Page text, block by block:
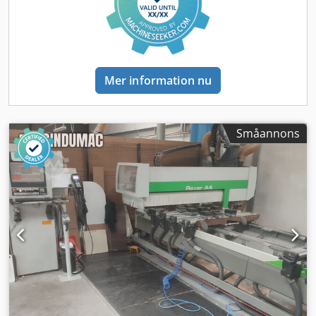
Automatisk positionering av 8 panelstöd och glidbaser (EPS
X-Y) Bandtransportör för borttransport av spån och avkap
Pneumatiskt låssystem uppdelat i 2 arbetsområden i X-led
8 st. bakre referensstopp med ett slaglängd på 115 mm 8
st. stopp med ett slaglängd på 140 mm, placerade på 1175
mm (L = 1280 – 1525 – 1800 mm) 4 st. sidostopp med ett
slaglängd på 140 mm (2 vänster + 2 höger), inklusive det
ett slaglängd på 140 mm (2 vänster + 2 höger), inkl. det
pneumatiska systemet. Sensor för att detektera sänkta
stopp Pneumatiskt system för att lyfta stångstöd med
dubbelt pneumatiskt slaglängd 6 st. lyftbara stångstöd
med dubbelt pneumatiskt slaglängd (H = 74 mm),
uniclamps Vakuumsystem för en 250 m³/h-pump 1 st. 250
m³/h roterande vakuumpump för standardvakuumsystem
Dodpfszqdmaex Agpjck Konfiguration C3-A1 Styraggregat
med 5 interpolerande axlar Förberedelse för montering av
spånskydd med pneumatisk eller induktiv sensor på ett 5-
axligt styraggregat Konfiguration C3-P2
Kedjeverktygsbytare med 33 platser och 120 mm avstånd
mellan platserna Järngrepp på kedjeverktygsbytaren för
Mer information nu
Småannons